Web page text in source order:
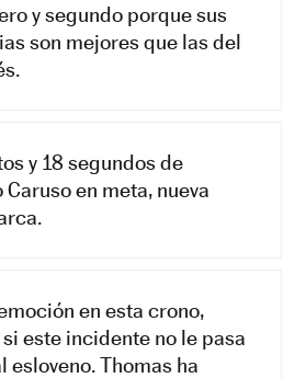
y segundo porque sus
son mejores que las del
y 18 segundos de
Caruso en meta, nueva
en esta crono,
este incidente no le pasa
esloveno. Thomas ha